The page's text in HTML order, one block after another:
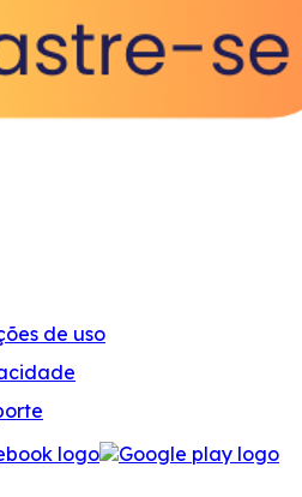
de uso